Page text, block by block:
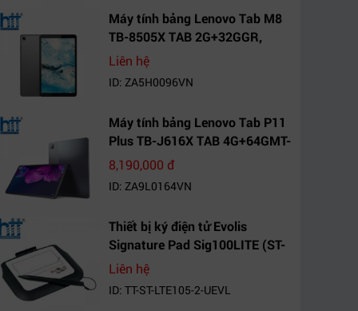
Máy tính bảng Lenovo Tab M8
TB-8505X TAB 2G+32GGR,
VN_ZA5H0096VN
Liên hệ
ID: ZA5H0096VN
Máy tính bảng Lenovo Tab P11
Plus TB-J616X TAB 4G+64GMT-
VN Xanh Mòng
8,190,000 đ
ID: ZA9L0164VN
Thiết bị ký điện tử Evolis
Signature Pad Sig100LITE (ST-
LTE105-2-UEVL)
Liên hệ
ID: TT-ST-LTE105-2-UEVL